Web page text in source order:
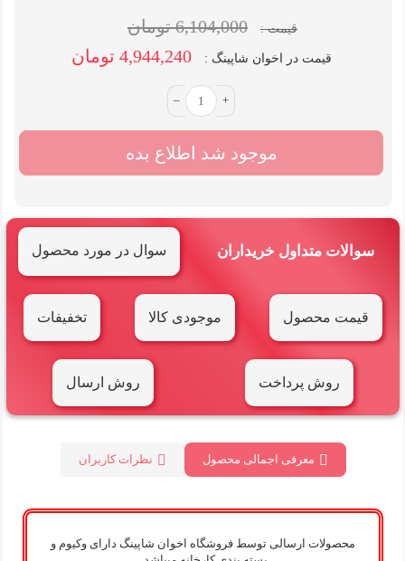
قیمت : 6,104,000 تومان
قیمت در اخوان شاپینگ : 4,944,240 تومان
– +
موجود شد اطلاع بده
سوالات متداول خریداران سوال در مورد محصول
قیمت محصول موجودی کالا تخفیفات
روش پرداخت روش ارسال
معرفی اجمالی محصول نظرات کاربران
محصولات ارسالی توسط فروشگاه اخوان شاپینگ دارای وکیوم و